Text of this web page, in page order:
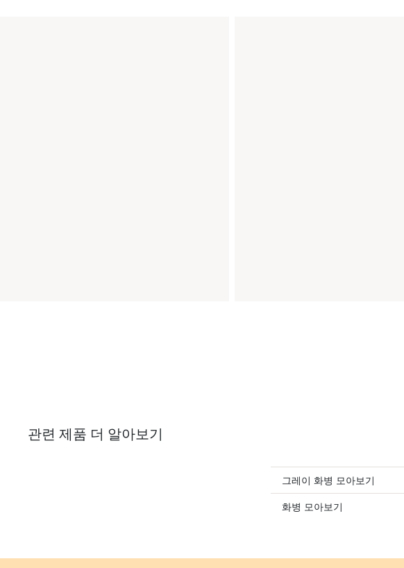
관련 제품 더 알아보기
그레이 화병 모아보기
화병 모아보기